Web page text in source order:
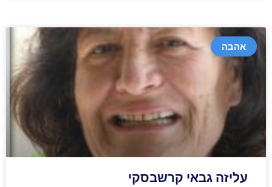
אהבה
עליזה גבאי קרשבסקי